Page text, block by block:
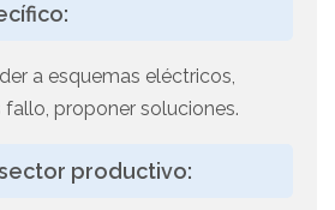
a esquemas eléctricos,
proponer soluciones.
productivo: